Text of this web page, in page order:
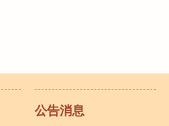
公告消息